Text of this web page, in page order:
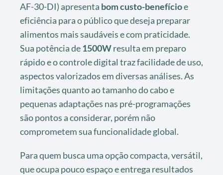
AF-30-DI) apresenta bom custo-benefícioe
eficiência para o público que deseja preparar
alimentos mais saudáveis e com praticidade.
Sua potência de1500Wresulta em preparo
rápido e o controle digital traz facilidade de uso,
aspectos valorizados em diversas análises. As
limitações quanto ao tamanho do cabo e
pequenas adaptações nas pré-programações
são pontos a considerar, porém não
comprometem sua funcionalidade global.
Para quem busca uma opção compacta, versátil,
que ocupa pouco espaço e entrega resultados